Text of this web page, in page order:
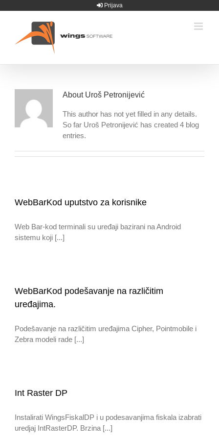
Prijava
About Uroš Petronijević
This author has not yet filled in any details.
So far Uroš Petronijević has created 4 blog
entries.
WebBarKod uputstvo za korisnike
Web Bar-kod terminali su uređaji bazirani na Android
sistemu koji [...]
WebBarKod podešavanje na različitim
uređajima.
Podešavanje na različitim uređajima Cipher, Pointmobile i
Zebra modeli rade [...]
Int Raster DP
Instalirati WingsFiskalDP i u podesavanjima fiskala izabrati
uredjaj IntRasterDP. Brzina [...]